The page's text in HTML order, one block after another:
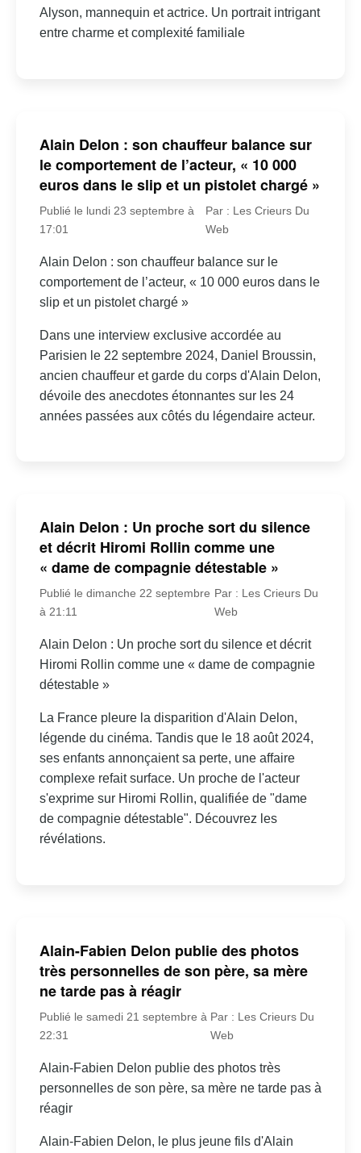
Alyson, mannequin et actrice. Un portrait intrigant
entre charme et complexité familiale
Alain Delon : son chauffeur balance sur
le comportement de l’acteur, « 10 000
euros dans le slip et un pistolet chargé »
Publié le lundi 23 septembre à
17:01
Par : Les Crieurs Du
Web
Alain Delon : son chauffeur balance sur le
comportement de l’acteur, « 10 000 euros dans le
slip et un pistolet chargé »
Dans une interview exclusive accordée au
Parisien le 22 septembre 2024, Daniel Broussin,
ancien chauffeur et garde du corps d'Alain Delon,
dévoile des anecdotes étonnantes sur les 24
années passées aux côtés du légendaire acteur.
Alain Delon : Un proche sort du silence
et décrit Hiromi Rollin comme une
« dame de compagnie détestable »
Publié le dimanche 22 septembre
à 21:11
Par : Les Crieurs Du
Web
Alain Delon : Un proche sort du silence et décrit
Hiromi Rollin comme une « dame de compagnie
détestable »
La France pleure la disparition d'Alain Delon,
légende du cinéma. Tandis que le 18 août 2024,
ses enfants annonçaient sa perte, une affaire
complexe refait surface. Un proche de l'acteur
s'exprime sur Hiromi Rollin, qualifiée de "dame
de compagnie détestable". Découvrez les
révélations.
Alain-Fabien Delon publie des photos
très personnelles de son père, sa mère
ne tarde pas à réagir
Publié le samedi 21 septembre à
22:31
Par : Les Crieurs Du
Web
Alain-Fabien Delon publie des photos très
personnelles de son père, sa mère ne tarde pas à
réagir
Alain-Fabien Delon, le plus jeune fils d'Alain